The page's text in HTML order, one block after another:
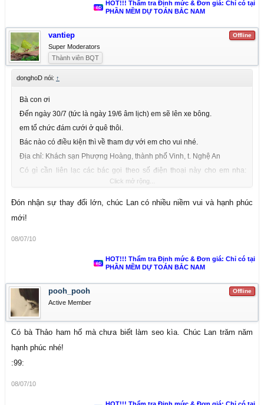
HOT!!! Thẩm tra Định mức & Đơn giá: Chỉ có tại
PHẦN MỀM DỰ TOÁN BẮC NAM
Offline
vantiep
Super Moderators
Thành viên BQT
donghoD nói: ↑
Bà con ơi
Đến ngày 30/7 (tức là ngày 19/6 âm lịch) em sẽ lên xe bông.
em tổ chức đám cưới ở quê thôi.
Bác nào có điều kiện thì về tham dự với em cho vui nhé.
Địa chỉ: Khách sạn Phượng Hoàng, thành phố Vinh, t. Nghệ An
Có gì cần liên lạc các bác gọi theo số điện thoại này cho em nha:
Click mở rộng...
Đón nhận sự thay đổi lớn, chúc Lan có nhiều niềm vui và hạnh phúc
mới!
08/07/10
HOT!!! Thẩm tra Định mức & Đơn giá: Chỉ có tại
PHẦN MỀM DỰ TOÁN BẮC NAM
Offline
pooh_pooh
Active Member
Có bà Thảo ham hố mà chưa biết làm seo kìa. Chúc Lan trăm năm
hạnh phúc nhé!
:99:
08/07/10